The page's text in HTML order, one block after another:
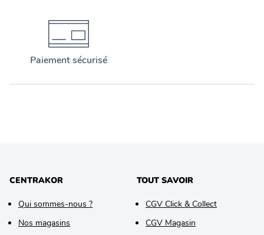
Paiement sécurisé
CENTRAKOR
Qui sommes-nous ?
Nos magasins
TOUT SAVOIR
CGV Click & Collect
CGV Magasin